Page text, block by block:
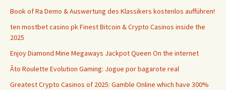
Book of Ra Demo & Auswertung des Klassikers kostenlos aufführen!
ten mostbet casino pk Finest Bitcoin & Crypto Casinos inside the
2025
Enjoy Diamond Mine Megaways Jackpot Queen On the internet
Âto Roulette Evolution Gaming: Jogue por bagarote real
Greatest Crypto Casinos of 2025: Gamble Online which have 300%